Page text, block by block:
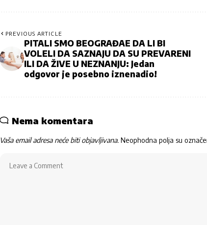
PREVIOUS ARTICLE
PITALI SMO BEOGRAĐAE DA LI BI
VOLELI DA SAZNAJU DA SU PREVARENI
ILI DA ŽIVE U NEZNANJU: Jedan
odgovor je posebno iznenadio!
Nema komentara
Vaša email adresa neće biti objavljivana. Neophodna polja su